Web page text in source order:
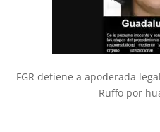
FGR detiene a apoderada
Ruffo por